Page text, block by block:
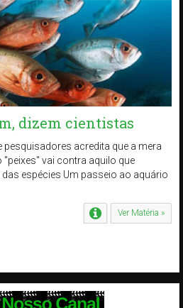
dizem cientistas
acredita que a mera
vai contra aquilo que
espécies Um passeio ao aquário
Ver Matéria »